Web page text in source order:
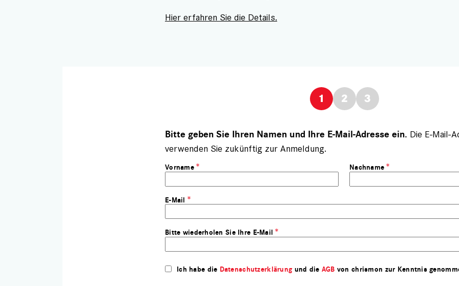
Hier erfahren Sie die Details.
Bitte geben Sie Ihren Namen und Ihre E-Mail-Adresse ein. Die E-Mail-
verwenden Sie zukünftig zur Anmeldung.
Vorname Nachname
E-Mail
Bitte wiederholen Sie Ihre E-Mail
Ich habe die Datenschutzerklärungund die AGB von chrismon zur Kenntnis